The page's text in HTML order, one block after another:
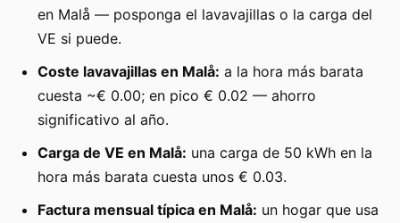
en Malå — posponga el lavavajillas o la carga del
VE si puede.
Coste lavavajillas en Malå: a la hora más barata
cuesta ~€ 0.00; en pico € 0.02 — ahorro
significativo al año.
Carga de VE en Malå: una carga de 50 kWh en la
hora más barata cuesta unos € 0.03.
Factura mensual típica en Malå: un hogar que usa